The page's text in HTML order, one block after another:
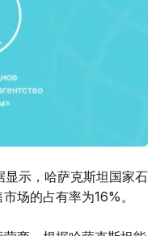
显示，哈萨克斯坦国家石
场的占有率为16%。